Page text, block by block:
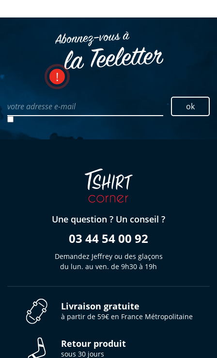
Abonnez–vous à
la Teeletter
votre adresse e-mail ok
Une question ? Un conseil ?
03 44 54 00 92
Demandez Jeffrey ou des glaçons
du lun. au ven. de 9h30 à 19h
Livraison gratuite
à partir de 59€ en France Métropolitaine
Retour produit
sous 30 jours